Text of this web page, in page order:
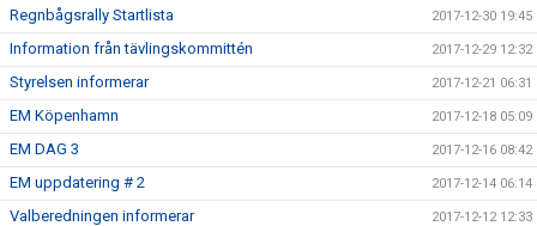
Regnbågsrally Startlista 2017-12-30 19:45
Information från tävlingskommittén 2017-12-29 12:32
Styrelsen informerar 2017-12-21 06:31
EM Köpenhamn 2017-12-18 05:09
EM DAG 3 2017-12-16 08:42
EM uppdatering # 2 2017-12-14 06:14
Valberedningen informerar 2017-12-12 12:33